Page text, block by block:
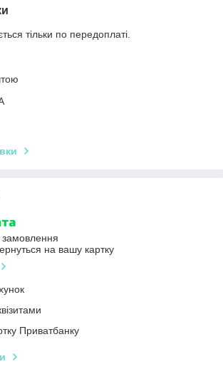
тільки по передоплаті.
на вашу картку
Приватбанку